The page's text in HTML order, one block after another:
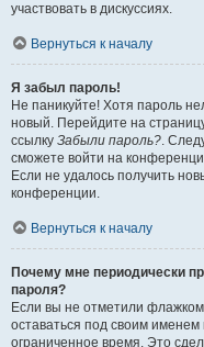
участвовать в дискуссиях.
Вернуться к началу
Я забыл пароль!
Не паникуйте! Хотя пароль
новый. Перейдите на
ссылку Забыли пароль?.
сможете войти на
Если не удалось получить
конференции.
Вернуться к началу
Почему мне периодически
пароля?
Если вы не отметили флажком
оставаться под своим
ограниченное время. Это